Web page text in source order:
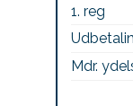
1. reg
Mdr.